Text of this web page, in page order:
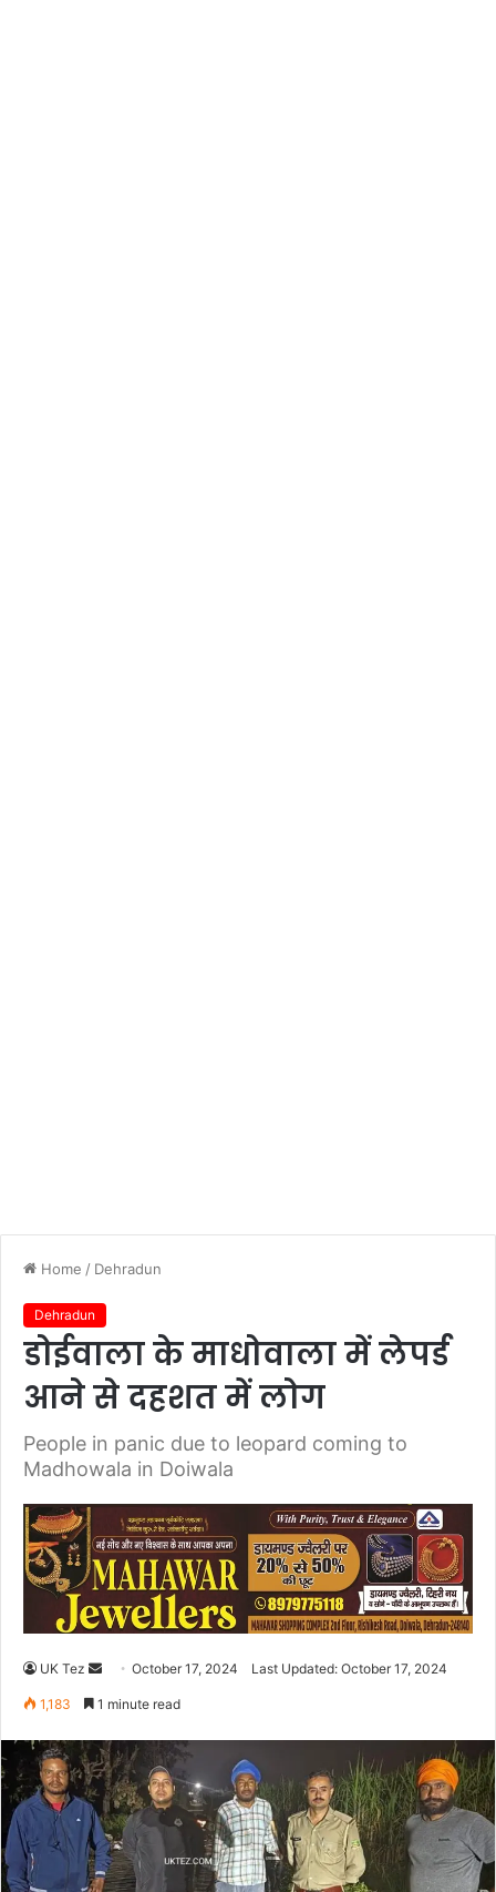
Home / Dehradun
Dehradun
डोईवाला के माधोवाला में लेपर्ड
आने से दहशत में लोग
People in panic due to leopard coming to
Madhowala in Doiwala
UK Tez
d
a
n
e
m
a
October 17, 2024 Last Updated: October 17, 2024
1,183 1 minute read